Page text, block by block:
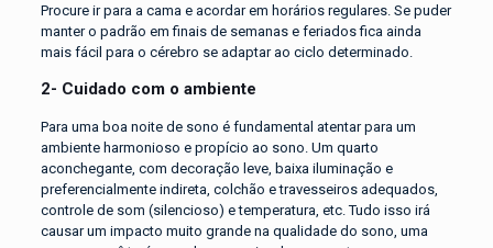
Procure ir para a cama e acordar em horários regulares. Se puder
manter o padrão em finais de semanas e feriados fica ainda
mais fácil para o cérebro se adaptar ao ciclo determinado.
2- Cuidado com o ambiente
Para uma boa noite de sono é fundamental atentar para um
ambiente harmonioso e propício ao sono. Um quarto
aconchegante, com decoração leve, baixa iluminação e
preferencialmente indireta, colchão e travesseiros adequados,
controle de som (silencioso) e temperatura, etc. Tudo isso irá
causar um impacto muito grande na qualidade do sono, uma